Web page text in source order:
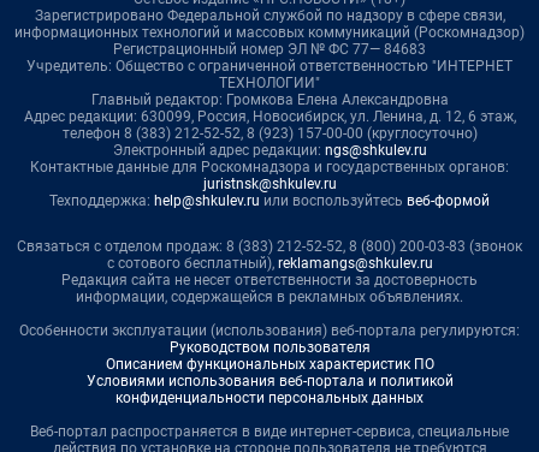
Зарегистрировано Федеральной службой по надзору в сфере связи,
информационных технологий и массовых коммуникаций (Роскомнадзор)
Регистрационный номер ЭЛ № ФС 77— 84683
Учредитель: Общество с ограниченной ответственностью "ИНТЕРНЕТ
ТЕХНОЛОГИИ"
Главный редактор: Громкова Елена Александровна
Адрес редакции: 630099, Россия, Новосибирск, ул. Ленина, д. 12, 6 этаж,
телефон 8 (383) 212-52-52, 8 (923) 157-00-00 (круглосуточно)
Электронный адрес редакции: ngs@shkulev.ru
Контактные данные для Роскомнадзора и государственных органов:
juristnsk@shkulev.ru
Техподдержка: help@shkulev.ru или воспользуйтесь веб-формой
Связаться с отделом продаж: 8 (383) 212-52-52, 8 (800) 200-03-83 (звонок
с сотового бесплатный), reklamangs@shkulev.ru
Редакция сайта не несет ответственности за достоверность
информации, содержащейся в рекламных объявлениях.
Особенности эксплуатации (использования) веб-портала регулируются:
Руководством пользователя
Описанием функциональных характеристик ПО
Условиями использования веб-портала и политикой
конфиденциальности персональных данных
Веб-портал распространяется в виде интернет-сервиса, специальные